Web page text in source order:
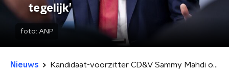
tegelijk’
foto: ANP
Nieuws Kandidaat-voorzitter CD&V Sammy Mahdi over takenpakket Hoekstra: ‘Ik kan geen twee jobs tegelijk’